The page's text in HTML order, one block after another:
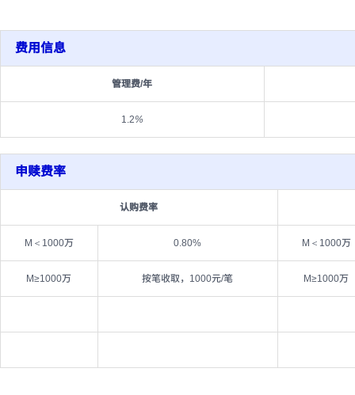
费用信息
管理费/年
1.2%
申赎费率
认购费率
M＜1000万 0.80% M＜1000万
M≥1000万 按笔收取，1000元/笔 M≥1000万